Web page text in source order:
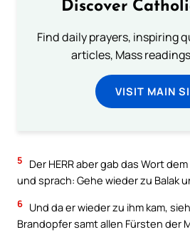
Discover
Find daily prayers, inspiring
articles, Mass
VISIT MAIN
5
Der HERR aber gab das Wort
und sprach: Gehe wieder zu Balak
6 Und da er wieder zu ihm kam,
Brandopfer samt allen Fürsten der